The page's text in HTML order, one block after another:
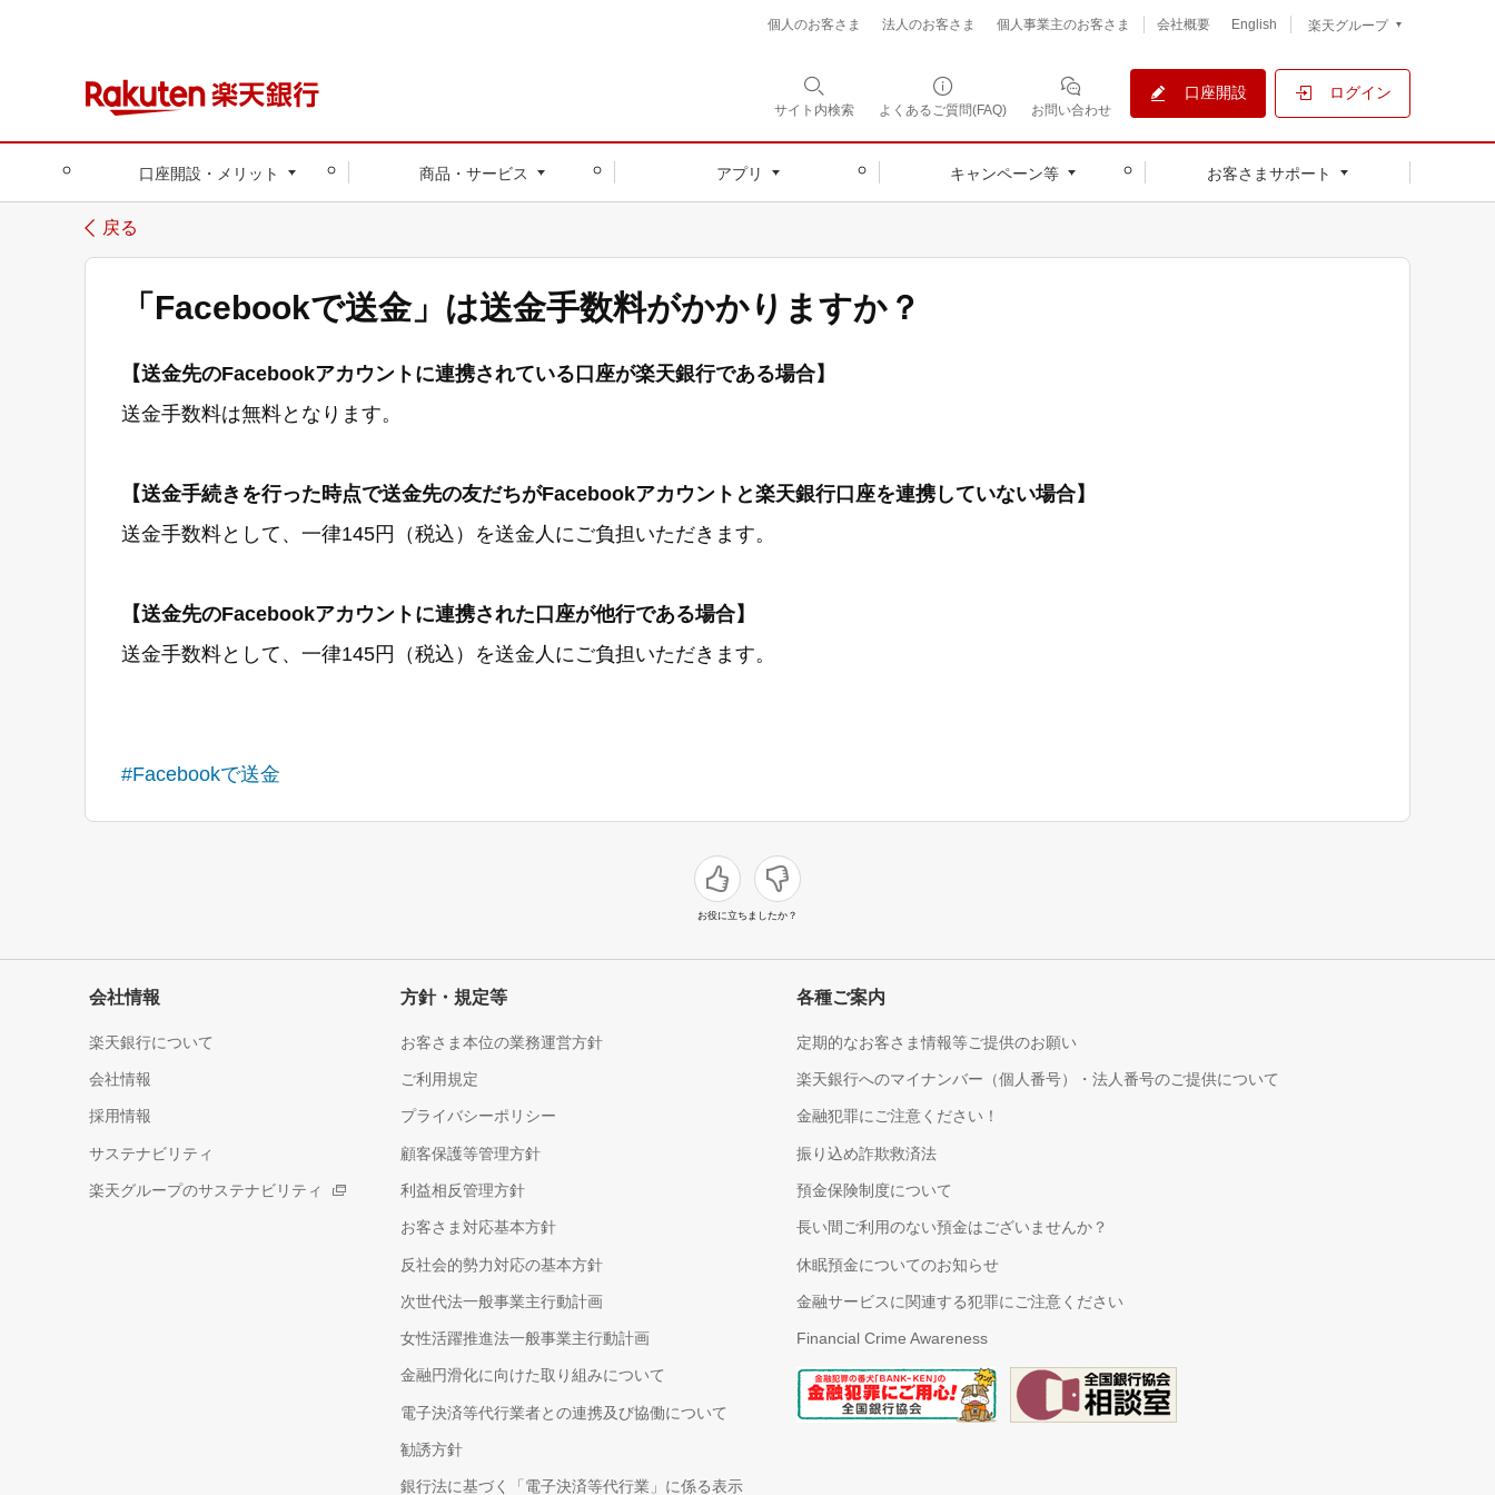
個人のお客さま 法人のお客さま 個人事業主のお客さま 会社概要 English 楽天グループ
サイト内検索 よくあるご質問(FAQ) お問い合わせ
口座開設 ログイン
口座開設・メリット 商品・サービス アプリ キャンペーン等 お客さまサポート
戻る
「Facebookで送金」は送金手数料がかかりますか？
【送金先のFacebookアカウントに連携されている口座が楽天銀行である場合】
送金手数料は無料となります。
【送金手続きを行った時点で送金先の友だちがFacebookアカウントと楽天銀行口座を連携していない場合】
送金手数料として、一律145円（税込）を送金人にご負担いただきます。
【送金先のFacebookアカウントに連携された口座が他行である場合】
送金手数料として、一律145円（税込）を送金人にご負担いただきます。
#Facebookで送金
お役に立ちましたか？
会社情報
楽天銀行について
会社情報
採用情報
サステナビリティ
楽天グループのサステナビリティ
方針・規定等
お客さま本位の業務運営方針
ご利用規定
プライバシーポリシー
顧客保護等管理方針
利益相反管理方針
お客さま対応基本方針
反社会的勢力対応の基本方針
次世代法一般事業主行動計画
女性活躍推進法一般事業主行動計画
金融円滑化に向けた取り組みについて
電子決済等代行業者との連携及び協働について
勧誘方針
銀行法に基づく「電子決済等代行業」に係る表示
各種ご案内
定期的なお客さま情報等ご提供のお願い
楽天銀行へのマイナンバー（個人番号）・法人番号のご提供について
金融犯罪にご注意ください！
振り込め詐欺救済法
預金保険制度について
長い間ご利用のない預金はございませんか？
休眠預金についてのお知らせ
金融サービスに関連する犯罪にご注意ください
Financial Crime Awareness